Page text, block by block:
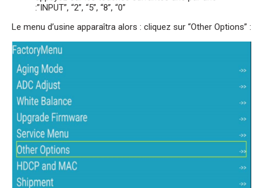
:”INPUT”, “2”, “5”, “8”, “0”
Le menu d’usine apparaîtra alors : cliquez sur “Other Options” :